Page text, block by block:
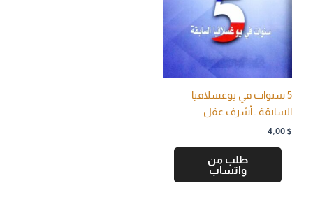
5 سنوات في يوغسلافيا
السابقة ـ أشرف عقل
4,00 $
طلب من
واتساب